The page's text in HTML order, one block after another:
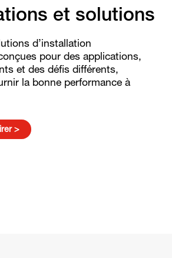
et solutions
d’installation
pour des applications,
et des défis différents,
la bonne performance à
>